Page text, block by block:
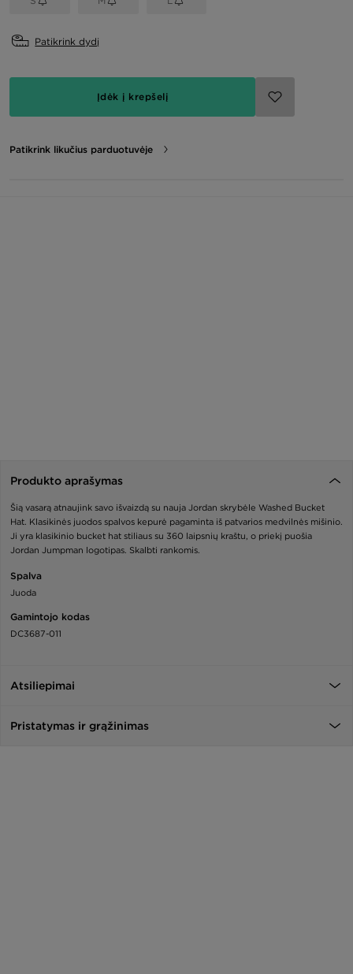
Patikrink dydį
Įdėk į krepšelį
Patikrink likučius parduotuvėje
Produkto aprašymas
Šią vasarą atnaujink savo išvaizdą su nauja Jordan skrybėle Washed Bucket
Hat. Klasikinės juodos spalvos kepurė pagaminta iš patvarios medvilnės mišinio.
Ji yra klasikinio bucket hat stiliaus su 360 laipsnių kraštu, o priekį puošia
Jordan Jumpman logotipas. Skalbti rankomis.
Spalva
Juoda
Gamintojo kodas
DC3687-011
Atsiliepimai
Pristatymas ir grąžinimas